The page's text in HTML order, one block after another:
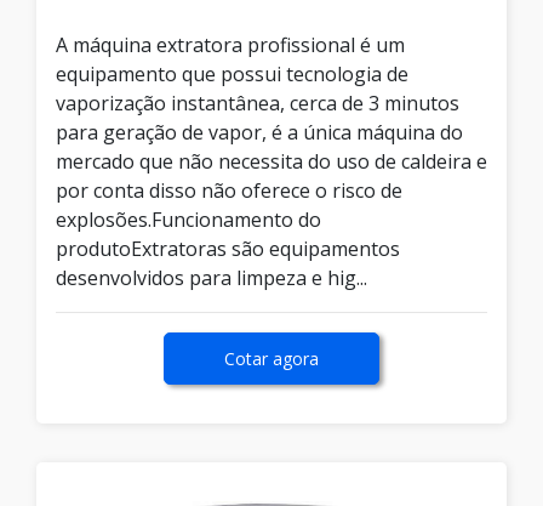
A máquina extratora profissional é um
equipamento que possui tecnologia de
vaporização instantânea, cerca de 3 minutos
para geração de vapor, é a única máquina do
mercado que não necessita do uso de caldeira e
por conta disso não oferece o risco de
explosões.Funcionamento do
produtoExtratoras são equipamentos
desenvolvidos para limpeza e hig...
Cotar agora